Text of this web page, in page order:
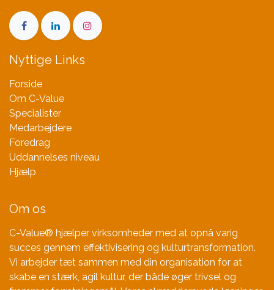
Nyttige Links
Forside
Om C-Value
Specialister
Medarbejdere
Foredrag
Uddannelses niveau
Hjælp
Om os
C-Value® hjælper virksomheder med at opnå varig
succes gennem effektivisering og kulturtransformation.
Vi arbejder tæt sammen med din organisation for at
skabe en stærk, agil kultur, der både øger trivsel og